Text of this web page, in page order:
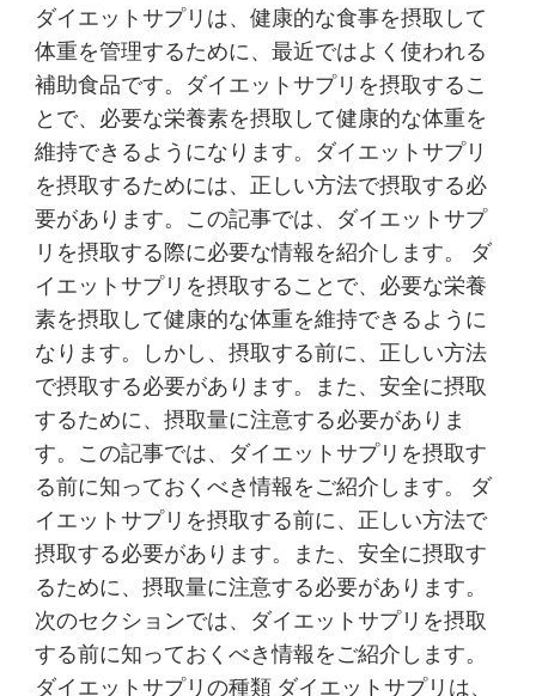
ダイエットサプリは、健康的な食事を摂取して
体重を管理するために、最近ではよく使われる
補助食品です。ダイエットサプリを摂取するこ
とで、必要な栄養素を摂取して健康的な体重を
維持できるようになります。ダイエットサプリ
を摂取するためには、正しい方法で摂取する必
要があります。この記事では、ダイエットサプ
リを摂取する際に必要な情報を紹介します。 ダ
イエットサプリを摂取することで、必要な栄養
素を摂取して健康的な体重を維持できるように
なります。しかし、摂取する前に、正しい方法
で摂取する必要があります。また、安全に摂取
するために、摂取量に注意する必要がありま
す。この記事では、ダイエットサプリを摂取す
る前に知っておくべき情報をご紹介します。 ダ
イエットサプリを摂取する前に、正しい方法で
摂取する必要があります。また、安全に摂取す
るために、摂取量に注意する必要があります。
次のセクションでは、ダイエットサプリを摂取
する前に知っておくべき情報をご紹介します。
ダイエットサプリの種類 ダイエットサプリは、